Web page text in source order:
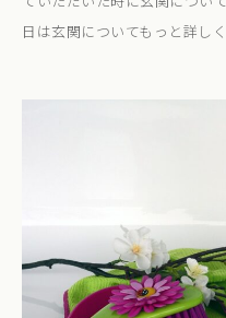
日は玄関についてもっと詳し